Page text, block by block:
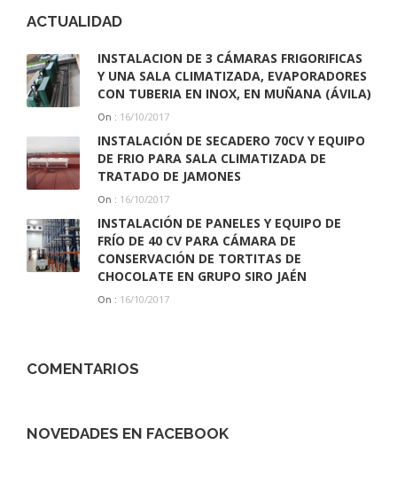
ACTUALIDAD
INSTALACION DE 3 CÁMARAS FRIGORIFICAS
Y UNA SALA CLIMATIZADA, EVAPORADORES
CON TUBERIA EN INOX, EN MUÑANA (ÁVILA)
On : 16/10/2017
INSTALACIÓN DE SECADERO 70CV Y EQUIPO
DE FRIO PARA SALA CLIMATIZADA DE
TRATADO DE JAMONES
On : 16/10/2017
INSTALACIÓN DE PANELES Y EQUIPO DE
FRÍO DE 40 CV PARA CÁMARA DE
CONSERVACIÓN DE TORTITAS DE
CHOCOLATE EN GRUPO SIRO JAÉN
On : 16/10/2017
COMENTARIOS
NOVEDADES EN FACEBOOK